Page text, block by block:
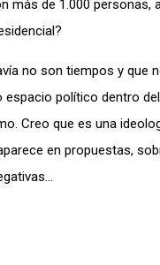
más de 1.000 personas,
no son tiempos y que
político dentro
Creo que es una
en propuestas,